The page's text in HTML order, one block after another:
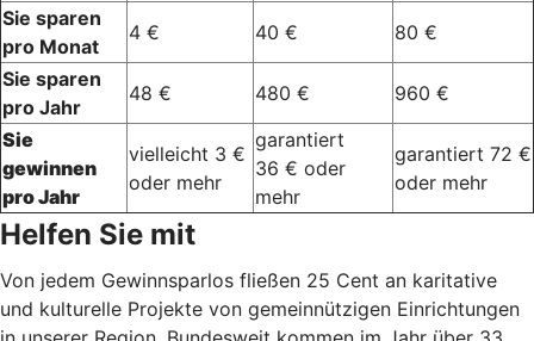
Sie sparen
pro Monat
4 € 40 €
80 €
Sie sparen
pro Jahr
48 € 480 €
960 €
Sie
gewinnen
pro Jahr
vielleicht 3 €
oder mehr
garantiert
36 € oder
mehr
garantiert 72 €
oder mehr
Helfen Sie mit
Von jedem Gewinnsparlos fließen 25 Cent an karitative
und kulturelle Projekte von gemeinnützigen Einrichtungen